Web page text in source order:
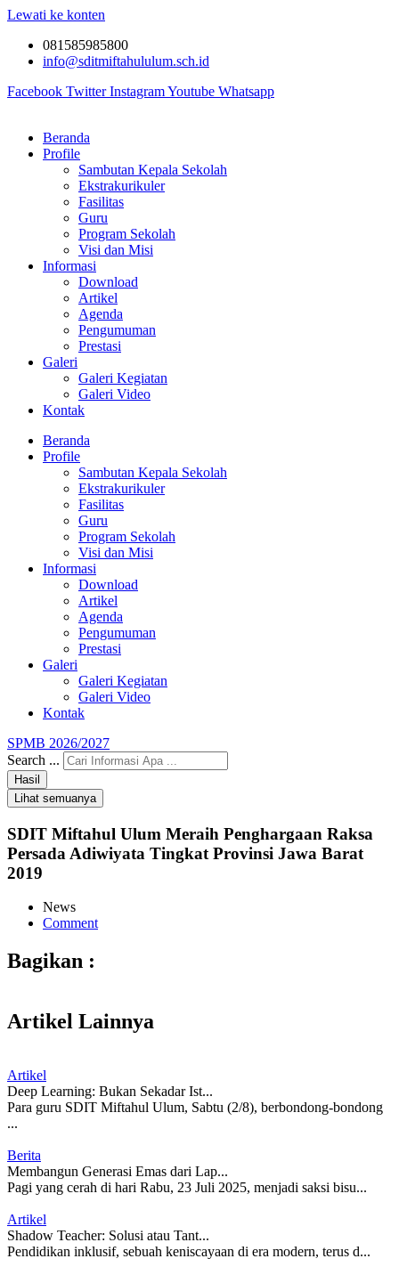
Lewati ke konten
081585985800
info@sditmiftahululum.sch.id
Facebook Twitter InstagramYoutube Whatsapp
Beranda
Profile
Sambutan Kepala Sekolah
Ekstrakurikuler
Fasilitas
Guru
Program Sekolah
Visi dan Misi
Informasi
Download
Artikel
Agenda
Pengumuman
Prestasi
Galeri
Galeri Kegiatan
Galeri Video
Kontak
Beranda
Profile
Sambutan Kepala Sekolah
Ekstrakurikuler
Fasilitas
Guru
Program Sekolah
Visi dan Misi
Informasi
Download
Artikel
Agenda
Pengumuman
Prestasi
Galeri
Galeri Kegiatan
Galeri Video
Kontak
SPMB 2026/2027
Search ...
Hasil
Lihat semuanya
SDIT Miftahul Ulum Meraih Penghargaan Raksa
Persada Adiwiyata Tingkat Provinsi Jawa Barat
2019
News
Comment
Bagikan :
Artikel Lainnya
Artikel
Deep Learning: Bukan Sekadar Ist...
Para guru SDIT Miftahul Ulum, Sabtu (2/8), berbondong-bondong
...
Berita
Membangun Generasi Emas dari Lap...
Pagi yang cerah di hari Rabu, 23 Juli 2025, menjadi saksi bisu...
Artikel
Shadow Teacher: Solusi atau Tant...
Pendidikan inklusif, sebuah keniscayaan di era modern, terus d...